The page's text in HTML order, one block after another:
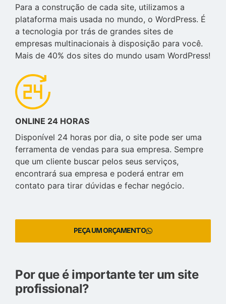
Para a construção de cada site, utilizamos a
plataforma mais usada no mundo, o WordPress. É
a tecnologia por trás de grandes sites de
empresas multinacionais à disposição para você.
Mais de 40% dos sites do mundo usam WordPress!
ONLINE 24 HORAS
Disponível 24 horas por dia, o site pode ser uma
ferramenta de vendas para sua empresa. Sempre
que um cliente buscar pelos seus serviços,
encontrará sua empresa e poderá entrar em
contato para tirar dúvidas e fechar negócio.
PEÇA UM ORÇAMENTO
Por que é importante ter um site
profissional?